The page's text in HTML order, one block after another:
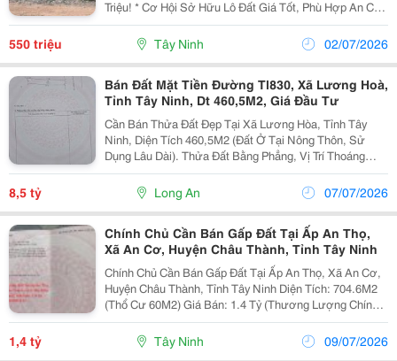
Triệu! * Cơ Hội Sở Hữu Lô Đất Giá Tốt, Phù Hợp An Cư
Hoặc Đầu Tư Lâu Dài. * Địa Chỉ: Phước Vinh, Huyện
Châu Thành, Tỉnh Tây Ninh. Diện Tích: 12M &Times;...
550 triệu Tây Ninh 02/07/2026
Bán Đất Mặt Tiền Đường Tl830, Xã Lương Hoà,
Tỉnh Tây Ninh, Dt 460,5M2, Giá Đầu Tư
Cần Bán Thửa Đất Đẹp Tại Xã Lương Hòa, Tỉnh Tây
Ninh, Diện Tích 460,5M2 (Đất Ở Tại Nông Thôn, Sử
Dụng Lâu Dài). Thửa Đất Bằng Phẳng, Vị Trí Thoáng
Mát, Nằm Ngay Đường Tỉnh Lộ 830 Rộng Khoảng 27M,
Thuận Tiện Di Chuyển Và Kết Nối Các Khu Vực Lân
8,5 tỷ Long An 07/07/2026
Chính Chủ Cần Bán Gấp Đất Tại Ấp An Thọ,
Xã An Cơ, Huyện Châu Thành, Tỉnh Tây Ninh
Chính Chủ Cần Bán Gấp Đất Tại Ấp An Thọ, Xã An Cơ,
Huyện Châu Thành, Tỉnh Tây Ninh Diện Tích: 704.6M2
(Thổ Cư 60M2) Giá Bán: 1.4 Tỷ (Thương Lượng Chính
Chủ) - Vị Trí: Mặt Tiền 15M, Đường Nhựa 10M - Phù
Hợp: Xây Nhà Ở, Làm Xưởng, Kho,... - Khu...
1,4 tỷ Tây Ninh 09/07/2026